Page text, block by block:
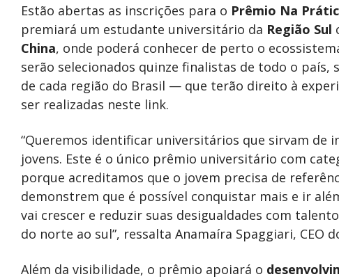
Estão abertas as inscrições para o Prêmio Na
premiará um estudante universitário da Região Sul
China, onde poderá conhecer de perto o
serão selecionados quinze finalistas de todo o
de cada região do Brasil — que terão direito à
ser realizadas neste link.
“Queremos identificar universitários que sirvam de
jovens. Este é o único prêmio universitário com
porque acreditamos que o jovem precisa de
demonstrem que é possível conquistar mais e ir
vai crescer e reduzir suas desigualdades com
do norte ao sul”, ressalta Anamaíra Spaggiari, CEO
Além da visibilidade, o prêmio apoiará o